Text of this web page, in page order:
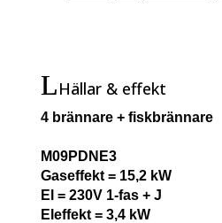
Hällar & effekt
4 brännare + fiskbrännare
M09PDNE3
Gaseffekt = 15,2 kW
El = 230V 1-fas + J
Eleffekt = 3,4 kW